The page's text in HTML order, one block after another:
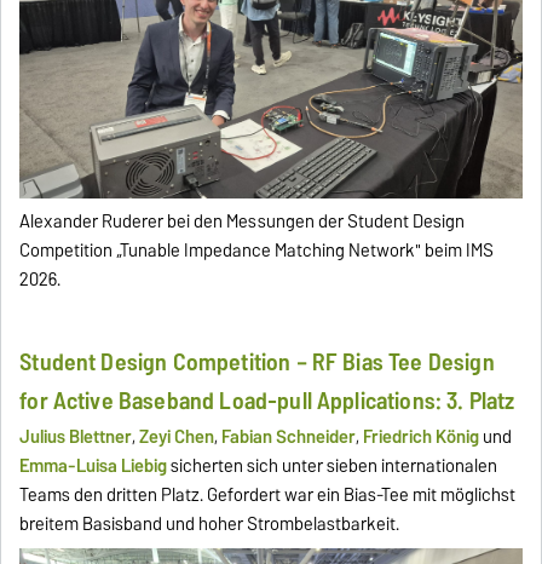
Alexander Ruderer bei den Messungen der Student Design
Competition „Tunable Impedance Matching Network" beim IMS
2026.
Student Design Competition – RF Bias Tee Design
for Active Baseband Load-pull Applications: 3. Platz
Julius Blettner,Zeyi Chen, Fabian Schneider, Friedrich Königund
Emma-Luisa Liebigsicherten sich unter sieben internationalen
Teams den dritten Platz. Gefordert war ein Bias-Tee mit möglichst
breitem Basisband und hoher Strombelastbarkeit.